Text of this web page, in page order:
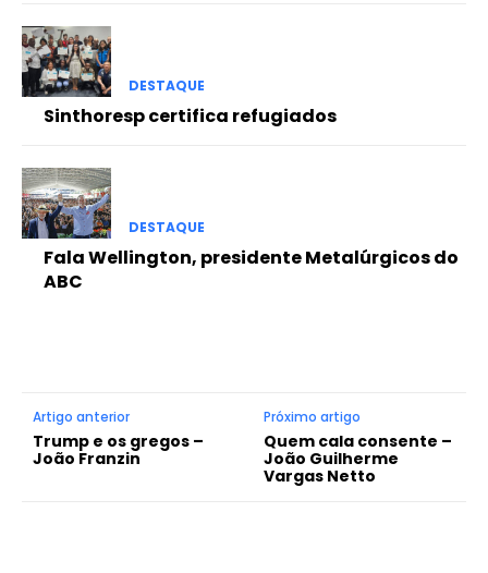
DESTAQUE
Sinthoresp certifica refugiados
DESTAQUE
Fala Wellington, presidente Metalúrgicos do
ABC
Artigo anterior
Trump e os gregos –
João Franzin
Próximo artigo
Quem cala consente –
João Guilherme
Vargas Netto